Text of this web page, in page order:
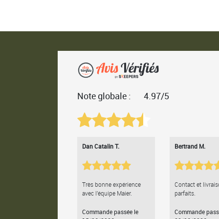
Note globale : 4.97/5
Dan Catalin T.
Très bonne expérience
avec l'équipe Maier.
Commande passée le
Bertrand M.
Contact et
parfaits.
Commande